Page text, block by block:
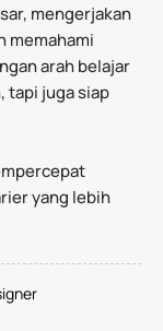
mengerjakan
memahami
arah belajar
tapi juga siap
yang lebih